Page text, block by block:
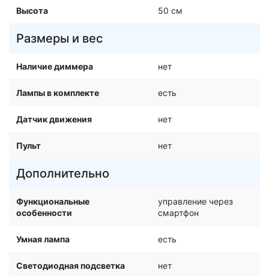
Высота 50 см
Размеры и вес
Наличие диммера нет
Лампы в комплекте есть
Датчик движения нет
Пульт нет
Дополнительно
Функциональные
особенности
управление через
смартфон
Умная лампа есть
Светодиодная подсветка нет